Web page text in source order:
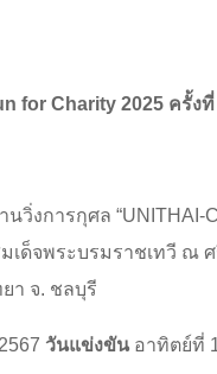
for Charity 2025 ครั้งที่
งการกุศล “UNITHAI-
เด็จพระบรมราชเทวี ณ
า จ. ชลบุรี
วันแข่งขันอาทิตย์ที่